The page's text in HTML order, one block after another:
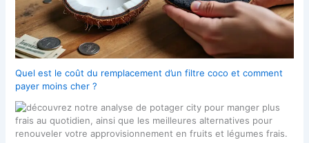
Quel est le coût du remplacement d’un filtre coco et comment
payer moins cher ?